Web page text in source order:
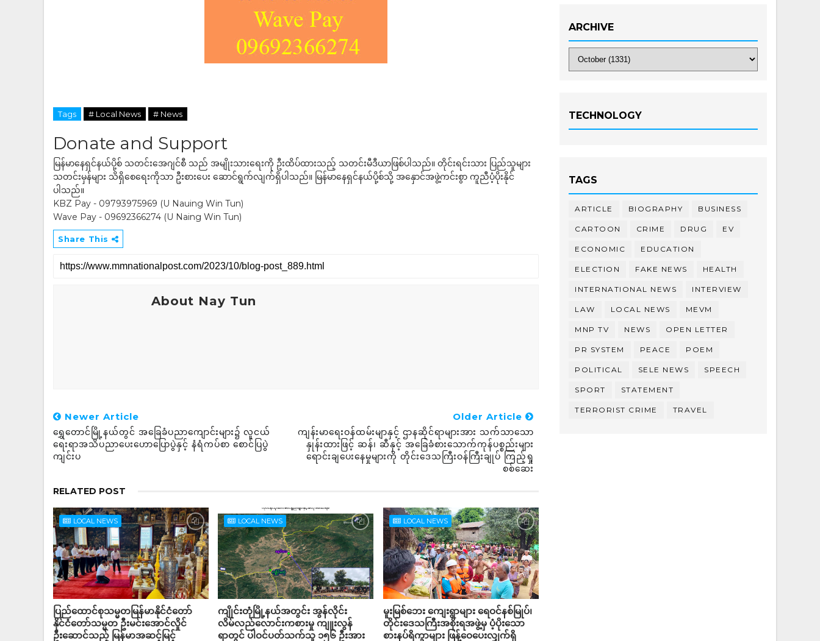
Tags # Local News # News
Donate and Support
မြန်မာနေရှင်နယ်ပို့စ် သတင်းအေဂျင်စီ သည် အမျိုးသားရေးကို ဦးထိပ်ထားသည့် သတင်းမီဒီယာဖြစ်ပါသည်။ တိုင်းရင်းသား ပြည်သူများ
သတင်းမှန်များ သိရှိစေရေးကိုသာ ဦးစားပေး ဆောင်ရွက်လျက်ရှိပါသည်။ မြန်မာနေရှင်နယ်ပို့စ်သို့ အနှောင်အဖွဲ့ကင်းစွာ ကူညီပံ့ပိုးနိုင်
ပါသည်။
KBZ Pay - 09793975969 (U Nauing Win Tun)
Wave Pay - 09692366274 (U Naing Win Tun)
Share This
About Nay Tun
Newer Article
ရွှေတောင်မြို့နယ်တွင် အခြေခံပညာကျောင်းများ၌ လူငယ်
ရေးရာအသိပညာပေးဟောပြောပွဲနှင့် နံရံကပ်စာ စောင်ပြပွဲ
ကျင်းပ
Older Article
ကျန်းမာရေးဝန်ထမ်းမျာနှင့် ဌာနဆိုင်ရာများအား သက်သာသော
နှုန်းထားဖြင့် ဆန်၊ ဆီနှင့် အခြေခံစားသောက်ကုန်ပစ္စည်းများ
ရောင်းချပေးနေမှုများကို တိုင်းဒေသကြီးဝန်ကြီးချုပ် ကြည့်ရှု
စစ်ဆေး
RELATED POST
LOCAL NEWS
ပြည်ထောင်စုသမ္မတမြန်မာနိုင်ငံတော်
နိုင်ငံတော်သမ္မတ ဦးမင်းအောင်လှိုင်
ဦးဆောင်သည့် မြန်မာအဆင့်မြင့်
LOCAL NEWS
ကျိုင်းတုံမြို့နယ်အတွင်း အွန်လိုင်း
လိမ်လည်လောင်းကစားမှု ကျူးလွန်
ရာတွင် ပါဝင်ပတ်သက်သူ ၁၅၆ ဦးအား
LOCAL NEWS
မူးမြစ်ဘေး ကျေးရွာများ ရေဝင်နစ်မြုပ်၊
တိုင်းဒေသကြီးအစိုးရအဖွဲ့မှ ပံ့ပိုးသော
စားနပ်ရိက္ခာများ ဖြန့်ဝေပေးလျှက်ရှိ
ARCHIVE
TECHNOLOGY
TAGS
ARTICLE BIOGRAPHY BUSINESS
CARTOON CRIME DRUG EV
ECONOMIC EDUCATION
ELECTION FAKE NEWS HEALTH
INTERNATIONAL NEWS INTERVIEW
LAW LOCAL NEWS MEVM
MNP TV NEWS OPEN LETTER
PR SYSTEM PEACE POEM
POLITICAL SELE NEWS SPEECH
SPORT STATEMENT
TERRORIST CRIME TRAVEL